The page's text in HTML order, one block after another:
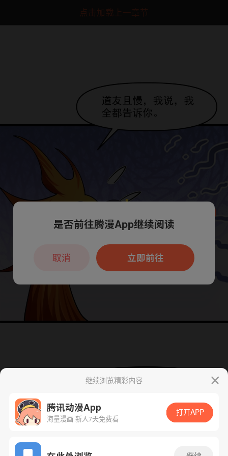
点击加载上一章节
App免费看
继续浏览精彩内容
腾讯动漫App
海量漫画 新人7天免费看
打开APP
本章节仅支持App阅读，可打开App新用
户7天免费看
是否前往腾漫App继续阅读
立即前往
取消